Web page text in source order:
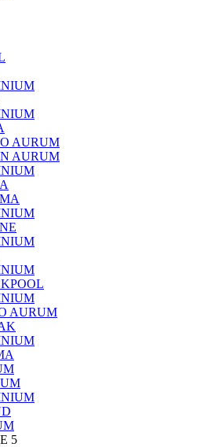
AURUM
AURUM
AURUM
5